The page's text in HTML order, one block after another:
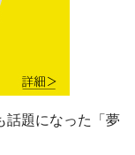
話題になった「夢